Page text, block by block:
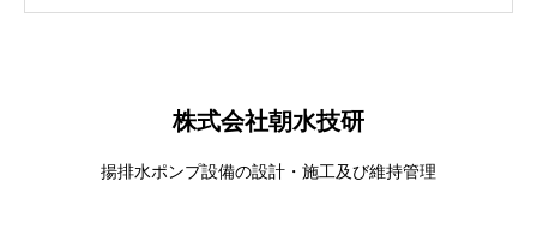
株式会社朝水技研
揚排水ポンプ設備の設計・施工及び維持管理